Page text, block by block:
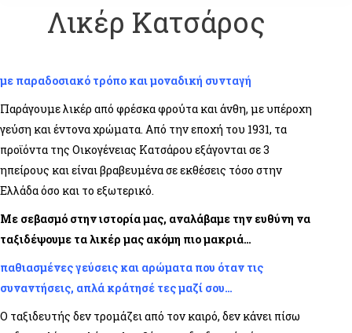
Λικέρ Κατσάρος
με παραδοσιακό τρόπο και μοναδική συνταγή
Παράγουμε λικέρ από φρέσκα φρούτα και άνθη, με υπέροχη
γεύση και έντονα χρώματα. Από την εποχή του 1931, τα
προϊόντα της Οικογένειας Κατσάρου εξάγονται σε 3
ηπείρους και είναι βραβευμένα σε εκθέσεις τόσο στην
Ελλάδα όσο και το εξωτερικό.
Με σεβασμό στην ιστορία μας, αναλάβαμε την ευθύνη να
ταξιδέψουμε τα λικέρ μας ακόμη πιο μακριά…
παθιασμένες γεύσεις και αρώματα που όταν τις
συναντήσεις, απλά κράτησέ τες μαζί σου…
Ο ταξιδευτής δεν τρομάζει από τον καιρό, δεν κάνει πίσω